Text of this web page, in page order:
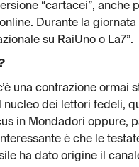
“cartacei”, anche
Durante la
su RaiUno o La7”.
una contrazione ormai
dei lettori fedeli,
in Mondadori oppure,
è che le
ha dato origine il